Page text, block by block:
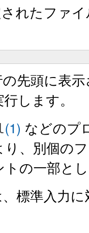
れたファ
先頭に表
します。
(1) などのプ
、別個の
の一部と
標準入力